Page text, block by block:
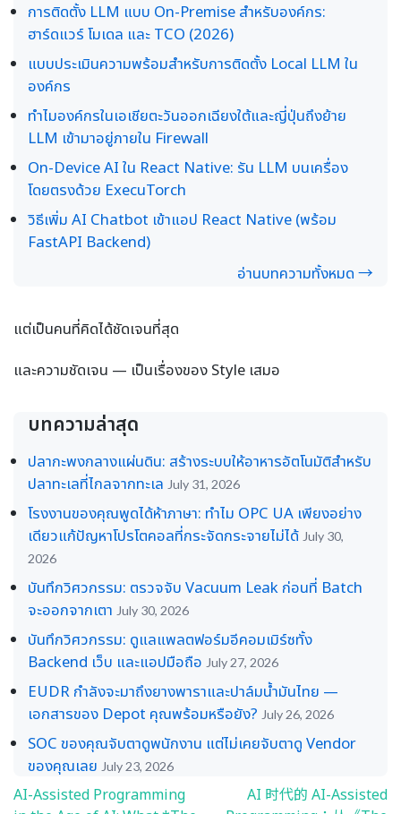
การติดตั้ง LLM แบบ On-Premise สำหรับองค์กร:
ฮาร์ดแวร์ โมเดล และ TCO (2026)
แบบประเมินความพร้อมสำหรับการติดตั้ง Local LLM ใน
องค์กร
ทำไมองค์กรในเอเชียตะวันออกเฉียงใต้และญี่ปุ่นถึงย้าย
LLM เข้ามาอยู่ภายใน Firewall
On-Device AI ใน React Native: รัน LLM บนเครื่อง
โดยตรงด้วย ExecuTorch
วิธีเพิ่ม AI Chatbot เข้าแอป React Native (พร้อม
FastAPI Backend)
อ่านบทความทั้งหมด →
แต่เป็นคนที่คิดได้ชัดเจนที่สุด
และความชัดเจน — เป็นเรื่องของ Style เสมอ
บทความล่าสุด
ปลากะพงกลางแผ่นดิน: สร้างระบบให้อาหารอัตโนมัติสำหรับ
ปลาทะเลที่ไกลจากทะเล July 31, 2026
โรงงานของคุณพูดได้ห้าภาษา: ทำไม OPC UA เพียงอย่าง
เดียวแก้ปัญหาโปรโตคอลที่กระจัดกระจายไม่ได้ July 30,
2026
บันทึกวิศวกรรม: ตรวจจับ Vacuum Leak ก่อนที่ Batch
จะออกจากเตา July 30, 2026
บันทึกวิศวกรรม: ดูแลแพลตฟอร์มอีคอมเมิร์ซทั้ง
Backend เว็บ และแอปมือถือ July 27, 2026
EUDR กำลังจะมาถึงยางพาราและปาล์มน้ำมันไทย —
เอกสารของ Depot คุณพร้อมหรือยัง? July 26, 2026
SOC ของคุณจับตาดูพนักงาน แต่ไม่เคยจับตาดู Vendor
ของคุณเลย July 23, 2026
AI-Assisted Programming
AI 时代的 AI-Assisted